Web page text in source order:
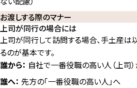
お渡しする際のマナー
上司が同行の場合には
上司が同行して訪問する場合、手土産は
るのが基本です。
誰から： 自社で一番役職の高い人（上司）
誰へ： 先方の「一番役職の高い人」へ